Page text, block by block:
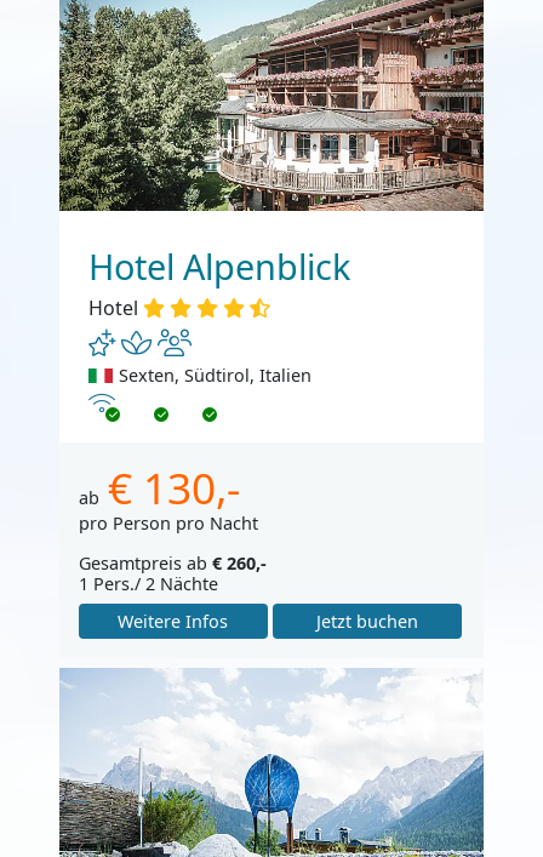
Hotel Alpenblick
Hotel
Sexten, Südtirol, Italien
Internet
ab € 130,-
pro Person pro Nacht
Gesamtpreis ab € 260,-
1 Pers./ 2 Nächte
Weitere Infos
Jetzt buchen